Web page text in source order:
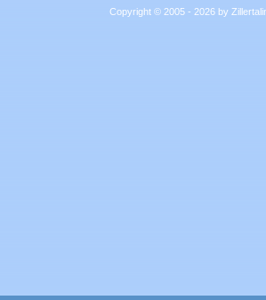
Copyright © 2005 - 2026 by